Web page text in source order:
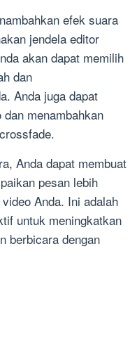
efek suara
jendela editor
akan dapat memilih
dan
Anda juga dapat
menambahkan
Anda dapat membuat
pesan lebih
Anda. Ini adalah
untuk meningkatkan
berbicara dengan